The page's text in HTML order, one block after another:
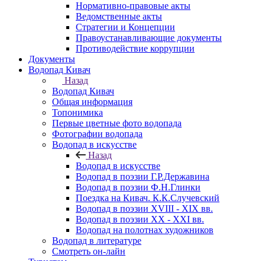
Нормативно-правовые акты
Ведомственные акты
Стратегии и Концепции
Правоустанавливающие документы
Противодействие коррупции
Документы
Водопад Кивач
Назад
Водопад Кивач
Общая информация
Топонимика
Первые цветные фото водопада
Фотографии водопада
Водопад в искусстве
Назад
Водопад в искусстве
Водопад в поэзии Г.Р.Державина
Водопад в поэзии Ф.Н.Глинки
Поездка на Кивач. К.К.Случевский
Водопад в поэзии XVIII - XIX вв.
Водопад в поэзии XX - XXI вв.
Водопад на полотнах художников
Водопад в литературе
Смотреть он-лайн